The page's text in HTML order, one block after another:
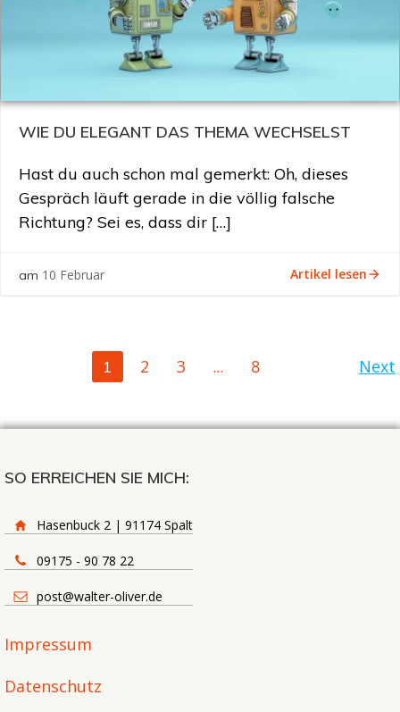
WIE DU ELEGANT DAS THEMA WECHSELST
Hast du auch schon mal gemerkt: Oh, dieses
Gespräch läuft gerade in die völlig falsche
Richtung? Sei es, dass dir […]
am 10 Februar Artikel lesen
NAVIGATION
Page
1 Page
2 Page
3 … Page
8 Next
SO ERREICHEN SIE MICH:
Hasenbuck 2 | 91174 Spalt
09175 - 90 78 22
post@walter-oliver.de
Impressum
Datenschutz